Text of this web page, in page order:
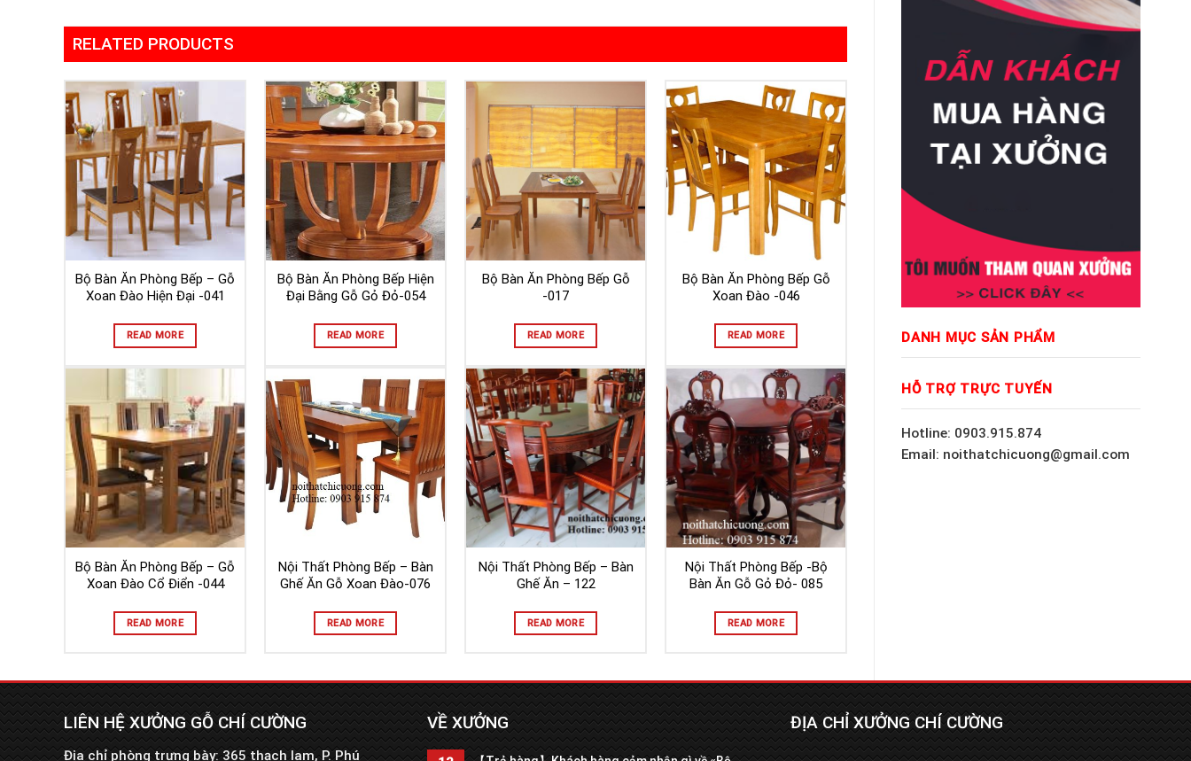
DANH MỤC SẢN PHẨM
HỖ TRỢ TRỰC TUYẾN
Hotline: 0903.915.874
Email: noithatchicuong@gmail.com
RELATED PRODUCTS
Bộ Bàn Ăn Phòng Bếp – Gỗ
Xoan Đào Hiện Đại -041
READ MORE
Bộ Bàn Ăn Phòng Bếp Hiện
Đại Bằng Gỗ Gỏ Đỏ-054
READ MORE
Bộ Bàn Ăn Phòng Bếp Gỗ
-017
READ MORE
Bộ Bàn Ăn Phòng Bếp Gỗ
Xoan Đào -046
READ MORE
Bộ Bàn Ăn Phòng Bếp – Gỗ
Xoan Đào Cổ Điển -044
READ MORE
Nội Thất Phòng Bếp – Bàn
Ghế Ăn Gỗ Xoan Đào-076
READ MORE
Nội Thất Phòng Bếp – Bàn
Ghế Ăn – 122
READ MORE
Nội Thất Phòng Bếp -Bộ
Bàn Ăn Gỗ Gỏ Đỏ- 085
READ MORE
LIÊN HỆ XƯỞNG GỖ CHÍ CƯỜNG
Địa chỉ phòng trưng bày: 365 thạch lam, P. Phú
VỀ XƯỞNG ĐỊA CHỈ XƯỞNG CHÍ CƯỜNG